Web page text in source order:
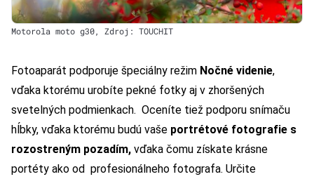
Motorola moto g30, Zdroj: TOUCHIT
Fotoaparát podporuje špeciálny režim Nočné videnie,
vďaka ktorému urobíte pekné fotky aj v zhoršených
svetelných podmienkach. Oceníte tiež podporu snímaču
hĺbky, vďaka ktorému budú vaše portrétové fotografie s
rozostreným pozadím, vďaka čomu získate krásne
portéty ako od profesionálneho fotografa. Určite